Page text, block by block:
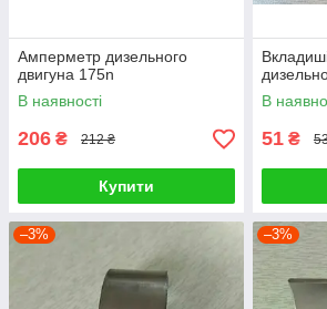
Амперметр дизельного
двигуна 175n
В наявності
206 ₴ 212 ₴
Купити
В
51 ₴
–3% –3%